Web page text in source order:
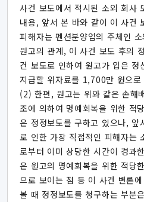
사건 보도에서 적시된 소외 회사
내용, 앞서 본 바와 같이 이 사건
피해자는 펜션분양업의 주체인
원고의 관계, 이 사건 보도 후의
건 보도로 인하여 원고가 입은 정
지급할 위자료를 1,700만 원으로
(2) 한편, 원고는 위와 같은 손해
조에 의하여 명예회복을 위한 적
은 정정보도를 구하고 있으나,
로 인한 가장 직접적인 피해자는
로부터 이미 상당한 시간이 경과
은 원고의 명예회복을 위한 적당
으로 보이는 점 등 이 사건 변론
볼 때 정정보도를 청구하는 부분